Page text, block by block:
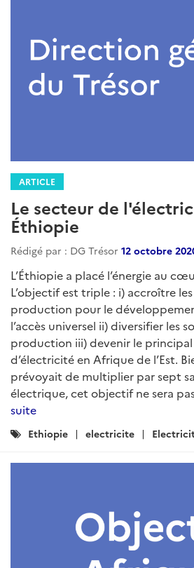
ARTICLE
Le secteur de
Éthiopie
Rédigé par : DG Trésor 12 octobre
L’Éthiopie a placé l’énergie au
L’objectif est triple : i) accroître
production pour le
l’accès universel ii) diversifier les
production iii) devenir le
d’électricité en Afrique de l’Est.
prévoyait de multiplier par sept
électrique, cet objectif ne sera
suite
Catégories
Ethiopie electricite